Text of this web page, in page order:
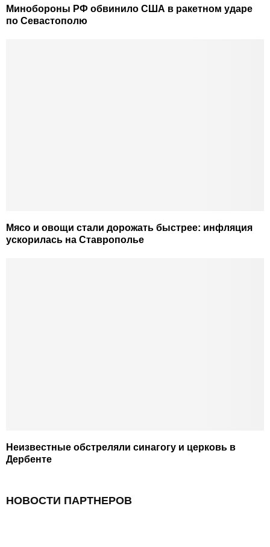
Минобороны РФ обвинило США в ракетном ударе
по Севастополю
Мясо и овощи стали дорожать быстрее: инфляция
ускорилась на Ставрополье
Неизвестные обстреляли синагогу и церковь в
Дербенте
НОВОСТИ ПАРТНЕРОВ